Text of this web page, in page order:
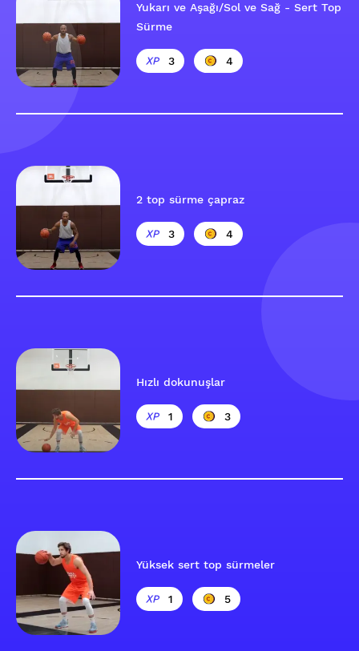
Yukarı ve Aşağı/Sol ve Sağ - Sert Top
Sürme
3 4
2 top sürme çapraz
3 4
Hızlı dokunuşlar
1 3
Yüksek sert top sürmeler
1 5